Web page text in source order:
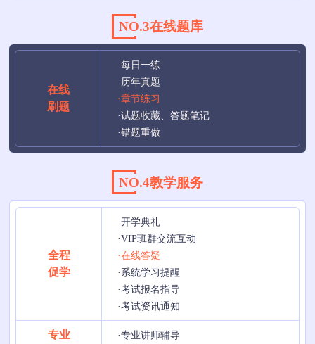
NO.3在线题库
在线
刷题
·每日一练
·历年真题
·章节练习
·试题收藏、答题笔记
·错题重做
NO.4教学服务
全程
促学
·开学典礼
·VIP班群交流互动
·在线答疑
·系统学习提醒
·考试报名指导
·考试资讯通知
专业
·专业讲师辅导